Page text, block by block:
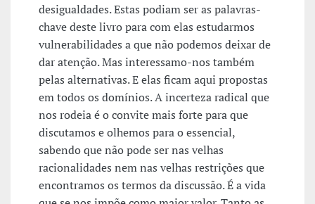
desigualdades. Estas podiam ser as palavras-
chave deste livro para com elas estudarmos
vulnerabilidades a que não podemos deixar de
dar atenção. Mas interessamo-nos também
pelas alternativas. E elas ficam aqui propostas
em todos os domínios. A incerteza radical que
nos rodeia é o convite mais forte para que
discutamos e olhemos para o essencial,
sabendo que não pode ser nas velhas
racionalidades nem nas velhas restrições que
encontramos os termos da discussão. É a vida